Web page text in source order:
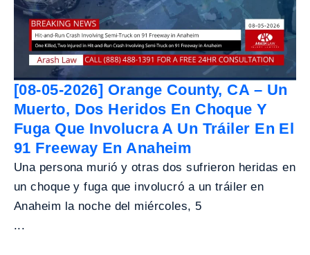
[08-05-2026] Orange County, CA – Un
Muerto, Dos Heridos En Choque Y
Fuga Que Involucra A Un Tráiler En El
91 Freeway En Anaheim
Una persona murió y otras dos sufrieron heridas en
un choque y fuga que involucró a un tráiler en
Anaheim la noche del miércoles, 5
...